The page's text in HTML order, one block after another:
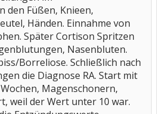
den Füßen, Knieen,
Händen. Einnahme von
Später Cortison Spritzen
Nasenbluten.
Borreliose. Schließlich nach
die Diagnose RA. Start mit
Magenschonern,
weil der Wert unter 10 war.